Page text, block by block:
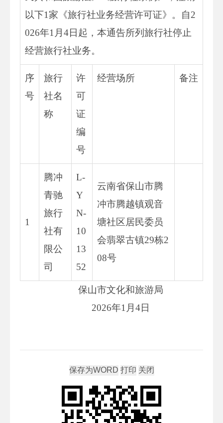
以下1家《旅行社业务经营许可证》。自2
026年1月4日起，本通告所列旅行社停止
经营旅行社业务。
序
号
旅行
社名
称
许
可
证
编
号
经营场所 备注
1
腾冲
青驰
旅行
社有
限公
司
L-
Y
N-
10
13
52
云南省保山市腾
冲市腾越镇观音
塘社区居民委员
会翡翠古镇29栋2
08号
保山市文化和旅游局
2026年1月4日